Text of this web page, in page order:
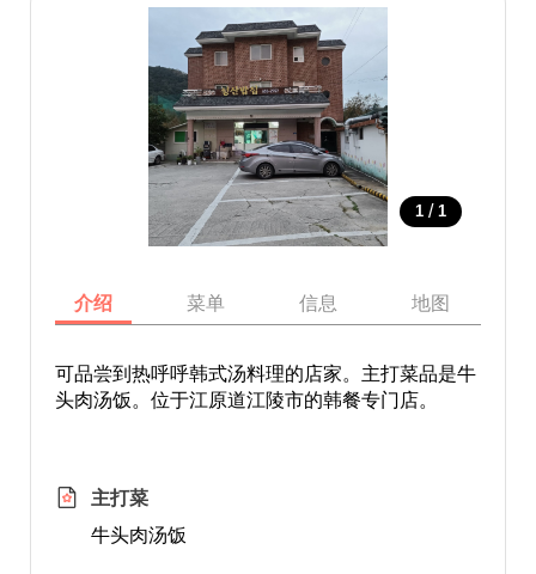
1 / 1
介绍 菜单 信息 地图
可品尝到热呼呼韩式汤料理的店家。主打菜品是牛
头肉汤饭。位于江原道江陵市的韩餐专门店。
主打菜
牛头肉汤饭